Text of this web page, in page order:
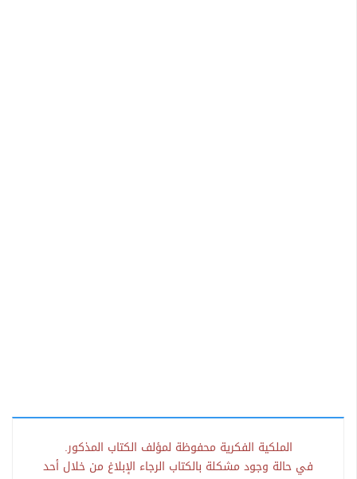
الملكية الفكرية محفوظة لمؤلف الكتاب المذكور.
في حالة وجود مشكلة بالكتاب الرجاء الإبلاغ من خلال أحد